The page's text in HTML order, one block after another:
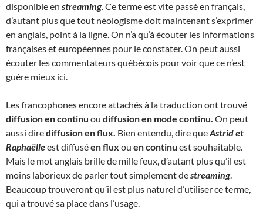
disponible en streaming. Ce terme est vite passé en français,
d’autant plus que tout néologisme doit maintenant s’exprimer
en anglais, point à la ligne. On n’a qu’à écouter les informations
françaises et européennes pour le constater. On peut aussi
écouter les commentateurs québécois pour voir que ce n’est
guère mieux ici.
Les francophones encore attachés à la traduction ont trouvé
diffusion en continu ou diffusion en mode continu. On peut
aussi dirediffusion en flux. Bien entendu, dire queAstrid et
Raphaëlleest diffuséen flux ou en continu est souhaitable.
Mais le mot anglais brille de mille feux, d’autant plus qu’il est
moins laborieux de parler tout simplement destreaming.
Beaucoup trouveront qu’il est plus naturel d’utiliser ce terme,
qui a trouvé sa place dans l’usage.